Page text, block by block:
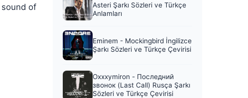
of
Asteri Şarkı Sözleri ve Türkçe
Anlamları
Eminem - Mockingbird İngilizce
Şarkı Sözleri ve Türkçe Çevirisi
Oxxxymiron - Последний
звонок (Last Call) Rusça Şarkı
Sözleri ve Türkçe Çevirisi